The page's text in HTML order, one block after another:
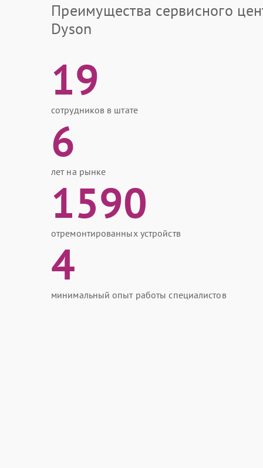
Преимущества сервисного
Dyson
19
сотрудников в штате
6
лет на рынке
1590
отремонтированных устройств
4
минимальный опыт работы специалистов